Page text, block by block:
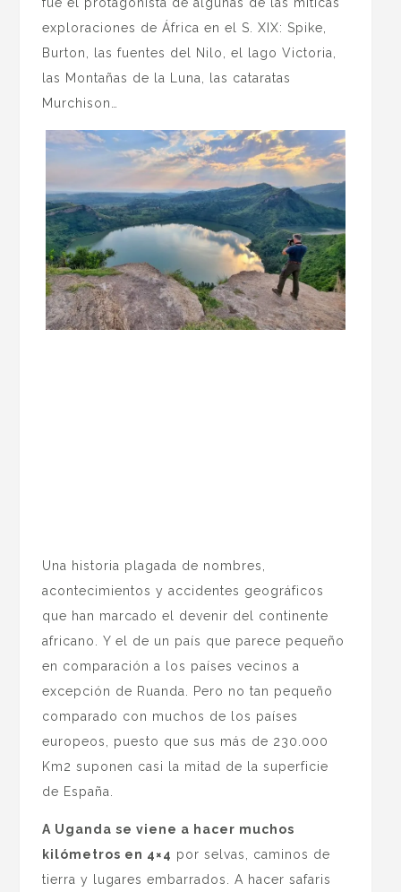
exploraciones de África en el S. XIX: Spike,
Burton, las fuentes del Nilo, el lago Victoria,
las Montañas de la Luna, las cataratas
Murchison…
Una historia plagada de nombres,
acontecimientos y accidentes geográficos
que han marcado el devenir del continente
africano. Y el de un país que parece pequeño
en comparación a los países vecinos a
excepción de Ruanda. Pero no tan pequeño
comparado con muchos de los países
europeos, puesto que sus más de 230.000
Km2 suponen casi la mitad de la superficie
de España.
A Uganda se viene a hacer muchos
kilómetros en 4×4 por selvas, caminos de
tierra y lugares embarrados. A hacer safaris